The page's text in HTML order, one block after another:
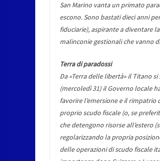
San Marino vanta un primato
escono. Sono bastati dieci anni
fiduciarie), aspirante a diventare
malinconie gestionali che vanno
Terra di paradossi
Da «Terra delle libertà» il Titano
(mercoledì 31) il Governo locale
favorire l’emersione e il
proprio scudo fiscale (o, se
che detengono risorse all’estero
regolarizzando la propria
delle operazioni di scudo fiscale